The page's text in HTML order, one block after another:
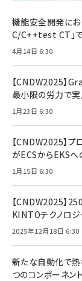
機能安全開発に
C/C++test CT」
4月14日 6:30
【CNDW2025】
最小限の労力で
1月23日 6:30
【CNDW2025】
がECSからEKS
1月15日 6:30
【CNDW2025】
KINTOテクノロ
2025年12月18日 6:30
新たな自動化で熱
つのコンポーネン